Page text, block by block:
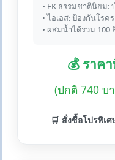
• FK ธรรมชาตินิยม:
• ไอเอส: ป้องกันโรค
• ผสมน้ำได้รวม 100
💰 ราค
(ปกติ 740 บ
🛒 สั่งซื้อโปรพิเศ